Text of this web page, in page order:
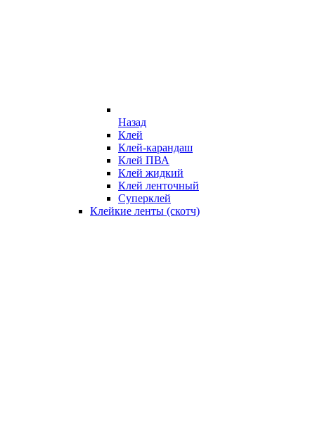
Назад
Клей
Клей-карандаш
Клей ПВА
Клей жидкий
Клей ленточный
Суперклей
Клейкие ленты (скотч)